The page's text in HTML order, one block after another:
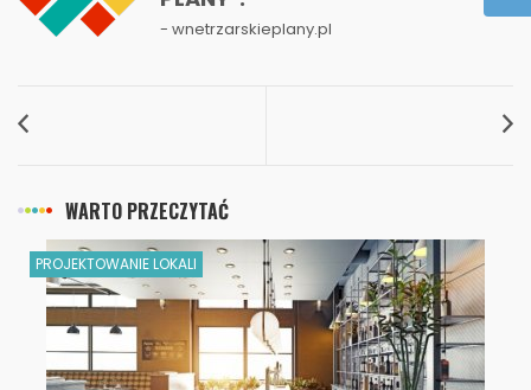
- wnetrzarskieplany.pl
WARTO PRZECZYTAĆ
PROJEKTOWANIE LOKALI